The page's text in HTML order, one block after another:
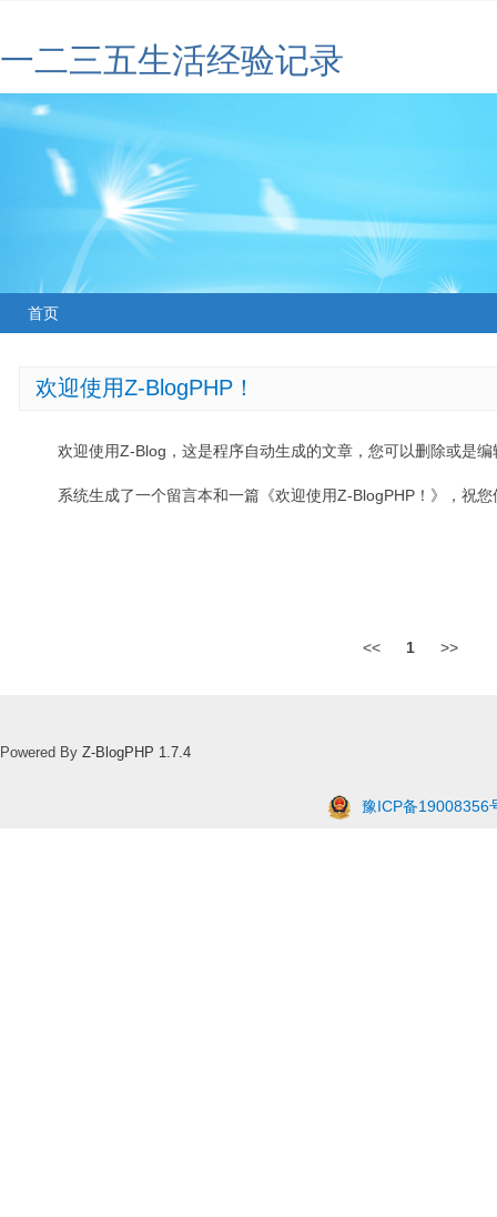
一二三五生活经验记录
首页
欢迎使用Z-BlogPHP！
欢迎使用Z-Blog，这是程序自动生成的文章，您可以删除或是编
系统生成了一个留言本和一篇《欢迎使用Z-BlogPHP！》，祝
<< 1 >>
Powered By Z-BlogPHP 1.7.4
豫ICP备19008356